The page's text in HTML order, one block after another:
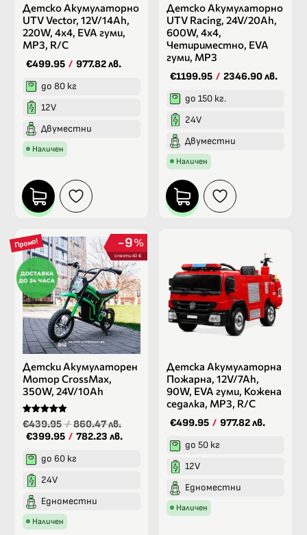
Детско Акумулаторно
UTV Vector, 12V/14Ah,
220W, 4х4, EVA гуми,
MP3, R/C
€499.95 / 977.82 лв.
до 80 кг
12V
Двуместни
Наличен
Детско Акумулаторно
UTV Racing, 24V/20Ah,
600W, 4х4,
Четириместно, EVA
гуми, МР3
€1199.95 / 2346.90 лв.
до 150 кг.
24V
Двуместни
Наличен
Промо! %
9
спести 40 €
Детски Акумулаторен
Мотор CrossMax,
350W, 24V/10Ah
Оценено на
5.00
от 5
€439.95/860.47 лв.
€399.95 / 782.23 лв.
до 60 кг
24V
Едноместни
Наличен
Детска Акумулаторна
Пожарна, 12V/7Ah,
90W, EVA гуми, Кожена
седалка, MP3, R/C
€499.95 / 977.82 лв.
до 50 кг
12V
Едноместни
Наличен